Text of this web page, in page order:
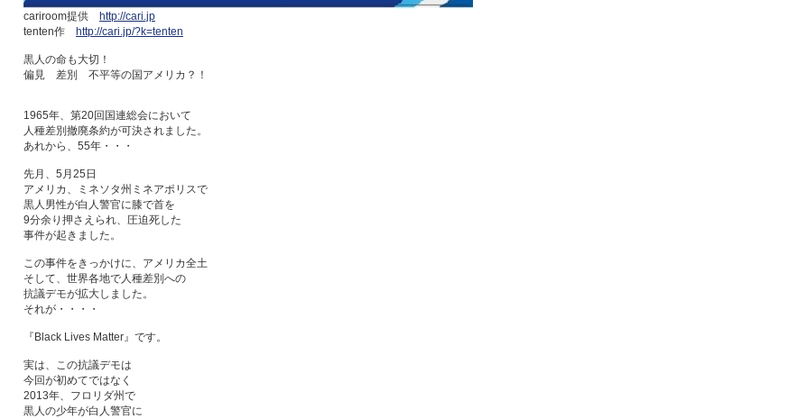
cariroom提供
http://cari.jp
tenten作
http://cari.jp/?k=tenten
黒人の命も大切！
偏見 差別 不平等の国アメリカ？！
1965年、第20回国連総会において
人種差別撤廃条約が可決されました。
あれから、55年・・・
先月、5月25日
アメリカ、ミネソタ州ミネアポリスで
黒人男性が白人警官に膝で首を
9分余り押さえられ、圧迫死した
事件が起きました。
この事件をきっかけに、アメリカ全土
そして、世界各地で人種差別への
抗議デモが拡大しました。
それが・・・・
『Black Lives Matter』です。
実は、この抗議デモは
今回が初めてではなく
2013年、フロリダ州で
黒人の少年が白人警官に